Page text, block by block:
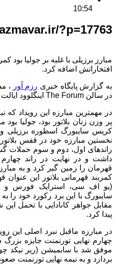
10:54
?p=17763
مبارز برزیلی با غلبه بر جولیا بود
افتخاراتش اضافه کرد‌.
به گزارش پایگاه خبری رزم آور
در سالن The Forum اینگلوود ایالت کالیفرنیا برگزار شد.
در مهمترین مبارزه این رویداد که
پر وزن زنان بلاتور بود، جولیا
نخستین مبارزه خود در قفس
راندهای اول، دوم و سوم حملات
داشت و در نهایت در راند
قهرمان را زمین گیر کرد و به
کمربند قهرمانی بلاتور این عنوان
(یو اف سی، استرایک فورس و
پیدا کرد.
در مبارزه ماقبل نبرد اصلی این
چهارم نهایی تورنمنت جایزه
موفق شد با سابمیشن (ریر نیکد
بردارد و به نیمه نهایی تورنمنت